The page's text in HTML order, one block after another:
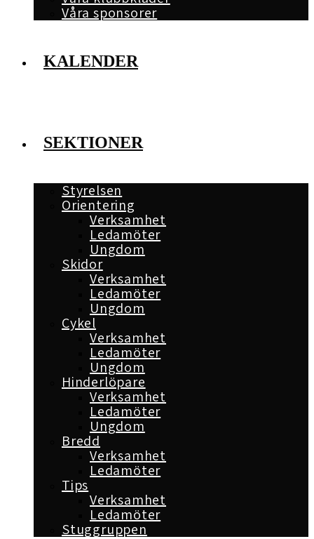
Våra sponsorer
KALENDER
SEKTIONER
Styrelsen
Orientering
Verksamhet
Ledamöter
Ungdom
Skidor
Verksamhet
Ledamöter
Ungdom
Cykel
Verksamhet
Ledamöter
Ungdom
Hinderlöpare
Verksamhet
Ledamöter
Ungdom
Bredd
Verksamhet
Ledamöter
Tips
Verksamhet
Ledamöter
Stuggruppen